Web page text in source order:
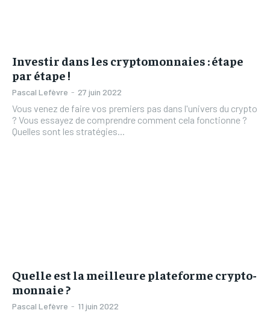
Investir dans les cryptomonnaies : étape
par étape !
Pascal Lefèvre - 27 juin 2022
Vous venez de faire vos premiers pas dans l'univers du crypto
? Vous essayez de comprendre comment cela fonctionne ?
Quelles sont les stratégies...
Quelle est la meilleure plateforme crypto-
monnaie ?
Pascal Lefèvre - 11 juin 2022